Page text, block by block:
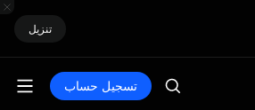
تنزيل
تسجيل حساب